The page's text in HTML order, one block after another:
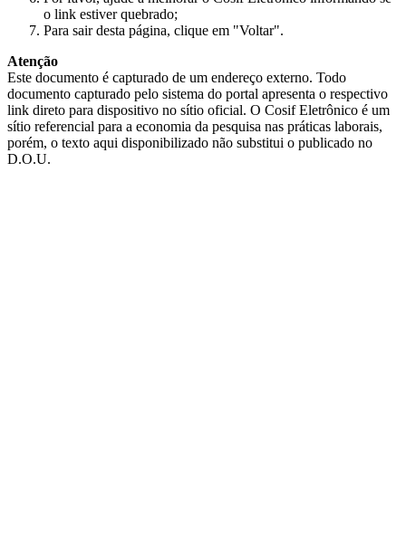
o link estiver quebrado;
Para sair desta página, clique em "Voltar".
Atenção
Este documento é capturado de um endereço externo. Todo
documento capturado pelo sistema do portal apresenta o respectivo
link direto para dispositivo no sítio oficial. O Cosif Eletrônico é um
sítio referencial para a economia da pesquisa nas práticas laborais,
porém, o texto aqui disponibilizado não substitui o publicado no
D.O.U.